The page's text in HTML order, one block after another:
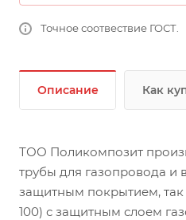
Точное соотвествие ГОСТ.
Описание Как
ТОО Поликомпозит
трубы для газопровода и
защитным покрытием,
100) с защитным слоем